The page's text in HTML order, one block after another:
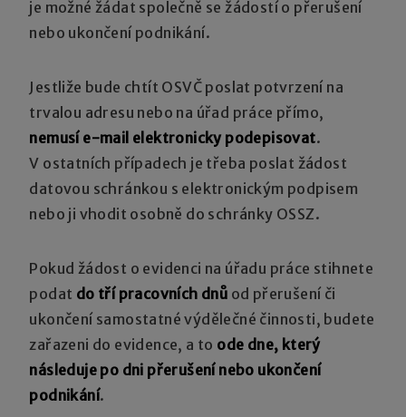
je možné žádat společně se žádostí o přerušení
nebo ukončení podnikání.
Jestliže bude chtít OSVČ poslat potvrzení na
trvalou adresu nebo na úřad práce přímo,
nemusí e-mail elektronicky podepisovat.
V ostatních případech je třeba poslat žádost
datovou schránkou s elektronickým podpisem
nebo ji vhodit osobně do schránky OSSZ.
Pokud žádost o evidenci na úřadu práce stihnete
podat do tří pracovních dnů od přerušení či
ukončení samostatné výdělečné činnosti, budete
zařazeni do evidence, a to ode dne, který
následuje po dni přerušení nebo ukončení
podnikání.